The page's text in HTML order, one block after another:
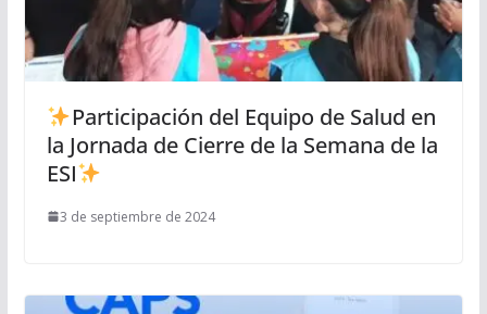
Participación del Equipo de Salud en
la Jornada de Cierre de la Semana de la
ESI
3 de septiembre de 2024